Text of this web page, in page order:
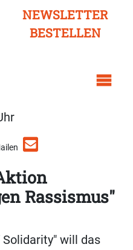
NEWSLETTER
BESTELLEN
Rassismus"
will das